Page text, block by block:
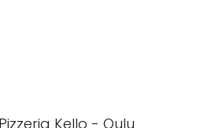
Kello - Oulu